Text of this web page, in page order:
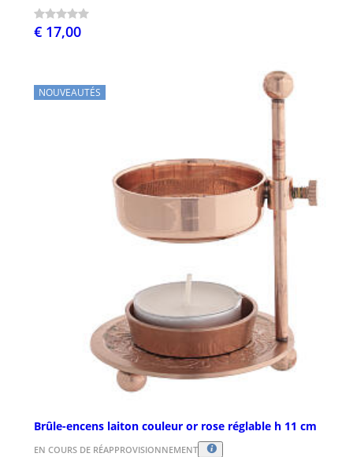
€ 17,00
NOUVEAUTÉS
Brûle-encens laiton couleur or rose réglable h 11 cm
EN COURS DE RÉAPPROVISIONNEMENT